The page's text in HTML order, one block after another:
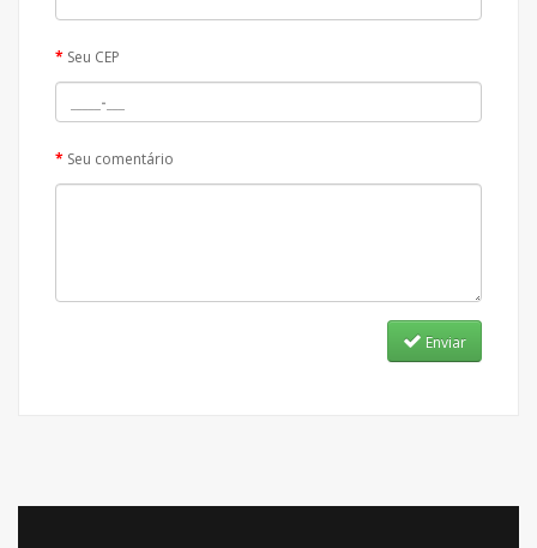
Seu CEP
Seu comentário
Enviar